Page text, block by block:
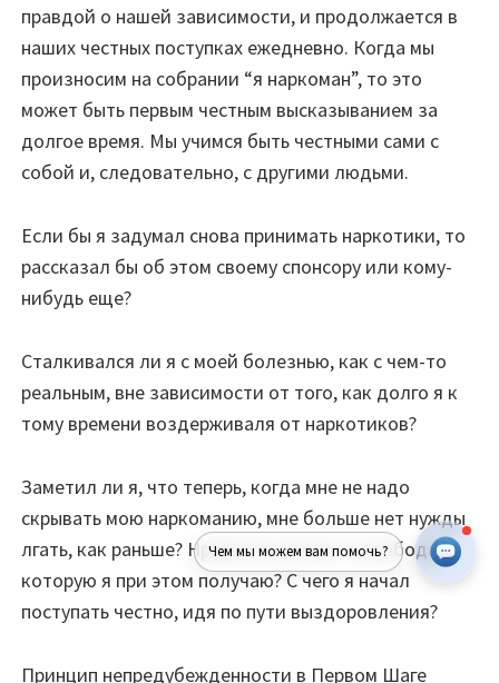
правдой о нашей зависимости, и продолжается в
наших честных поступках ежедневно. Когда мы
произносим на собрании “я наркоман”, то это
может быть первым честным высказыванием за
долгое время. Мы учимся быть честными сами с
собой и, следовательно, с другими людьми.
Если бы я задумал снова принимать наркотики, то
рассказал бы об этом своему спонсору или кому-
нибудь еще?
Сталкивался ли я с моей болезнью, как с чем-то
реальным, вне зависимости от того, как долго я к
тому времени воздерживаля от наркотиков?
Заметил ли я, что теперь, когда мне не надо
скрывать мою наркоманию, мне больше нет нужды
лгать, как раньше? Нравится ли мне та свобода,
которую я при этом получаю? С чего я начал
поступать честно, идя по пути выздоровления?
Принцип непредубежденности в Первом Шаге
Чем мы можем вам помочь?